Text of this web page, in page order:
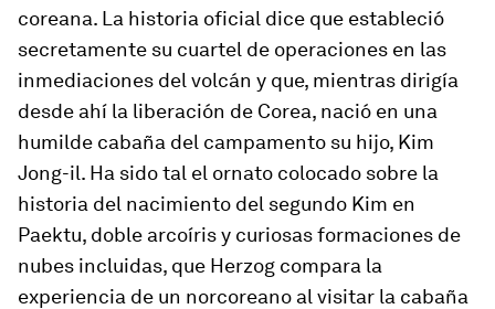
coreana. La historia oficial dice que estableció
secretamente su cuartel de operaciones en las
inmediaciones del volcán y que, mientras dirigía
desde ahí la liberación de Corea, nació en una
humilde cabaña del campamento su hijo, Kim
Jong-il. Ha sido tal el ornato colocado sobre la
historia del nacimiento del segundo Kim en
Paektu, doble arcoíris y curiosas formaciones de
nubes incluidas, que Herzog compara la
experiencia de un norcoreano al visitar la cabaña